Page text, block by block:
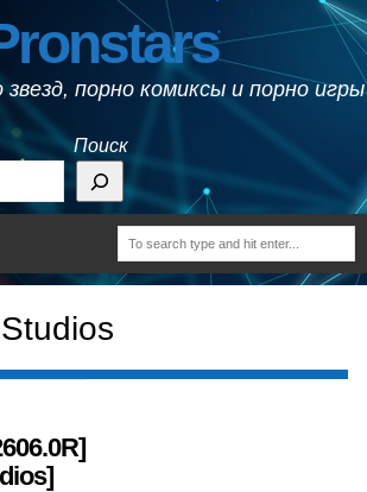
порно комиксы и порно игры
Поиск